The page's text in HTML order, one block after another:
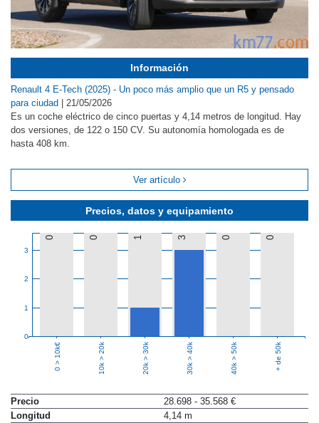
Precios, datos y equipamiento
0
1
2
3
0 0 1 3 0 0
0 > 10k€ 10k > 20k 20k > 30k 30k > 40k 40k > 50k + de 50k
Precio
28.698 - 35.568 €
Longitud
4,14 m
Información
Renault 4 E-Tech (2025) - Un poco más amplio que un R5 y pensado
para ciudad
21/05/2026
Es un coche eléctrico de cinco puertas y 4,14 metros de longitud. Hay
dos versiones, de 122 o 150 CV. Su autonomía homologada es de
hasta 408 km.
Ver artículo